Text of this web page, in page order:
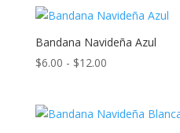
Bandana Navideña Azul
$6.00 - $12.00Rango
desde